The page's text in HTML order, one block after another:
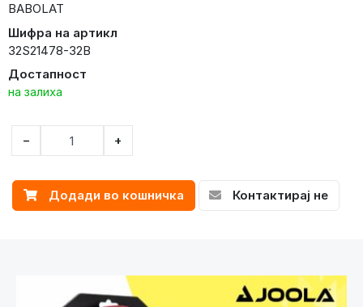
BABOLAT
Шифра на артикл
32S21478-32B
Достапност
на залиха
− +
Додади во кошничка Контактирај не